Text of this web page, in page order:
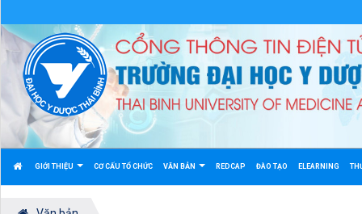
GIỚI THIỆU CƠ CẤU TỔ CHỨC VĂN BẢN REDCAP ĐÀO TẠO ELEARNING